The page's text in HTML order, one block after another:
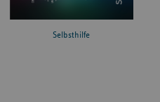
Selbsthilfe